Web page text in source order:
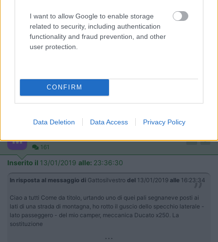
I want to allow Google to enable storage
related to security, including authentication
functionality and fraud prevention, and other
user protection.
CONFIRM
Data Deletion Data Access Privacy Policy
161
Inserito il 13/01/2019 alle: 23:36:30
In risposta al messaggio di Gattosilvestro del 13/01/2019 alle 16:23:34
Ciao a tutti Come da titolo, urtando uno di quei pali segnaneve posti ai
lati di una strada di montagna, ho rotto il guscio dello specchio laterale -
lato passeggero - del mio camper, meccanica Ducato x250. La
sostituzione
...